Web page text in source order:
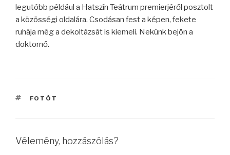
legutóbb például a Hatszín Teátrum premierjéről posztolt
a közösségi oldalára. Csodásan fest a képen, fekete
ruhája még a dekoltázsát is kiemeli. Nekünk bejön a
doktornő.
CÍMKÉK
FOTÓT
Vélemény, hozzászólás?